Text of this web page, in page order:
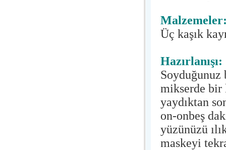
Üç kaşık
Hazırlanışı:
mikserde bir
yaydıktan
on-onbeş
yüzünüzü
maskeyi